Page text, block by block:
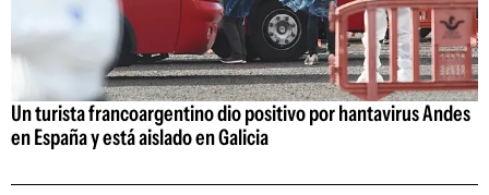
Un turista francoargentino dio positivo por hantavirus Andes
en España y está aislado en Galicia